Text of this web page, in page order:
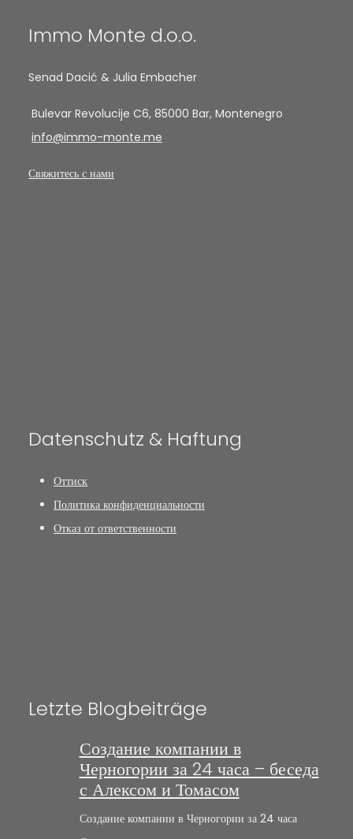
Immo Monte d.o.o.
Senad Dacić & Julia Embacher
Bulevar Revolucije C6, 85000 Bar, Montenegro
info@immo-monte.me
Свяжитесь с нами
Datenschutz & Haftung
Оттиск
Политика конфиденциальности
Отказ от ответственности
Letzte Blogbeiträge
Создание компании в
Черногории за 24 часа – беседа
с Алексом и Томасом
Создание компании в Черногории за 24 часа